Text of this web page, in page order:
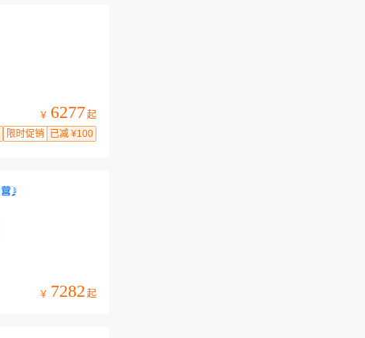
￥ 6277起
限时促销 已减 ¥100
￥ 7282 起